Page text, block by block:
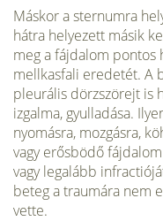
Máskor a sternumra
hátra helyezett másik
meg a fájdalom pontos
mellkasfali eredetét. A
pleurális dörzszörejt is
izgalma, gyulladása.
nyomásra, mozgásra,
vagy erősbödő
vagy legalább
beteg a traumára nem
vette.